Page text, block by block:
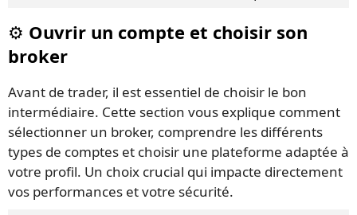
⚙️ Ouvrir un compte et choisir son
broker
Avant de trader, il est essentiel de choisir le bon
intermédiaire. Cette section vous explique comment
sélectionner un broker, comprendre les différents
types de comptes et choisir une plateforme adaptée à
votre profil. Un choix crucial qui impacte directement
vos performances et votre sécurité.